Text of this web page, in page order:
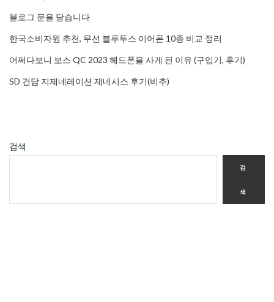
블로그 문을 닫습니다
한국소비자원 추천, 무선 블루투스 이어폰 10종 비교 정리
어쩌다보니 보스 QC 2023 헤드폰을 사게 된 이유 (구입기, 후기)
SD 건담 지제네레이션 제네시스 후기(비추)
검색
검
색